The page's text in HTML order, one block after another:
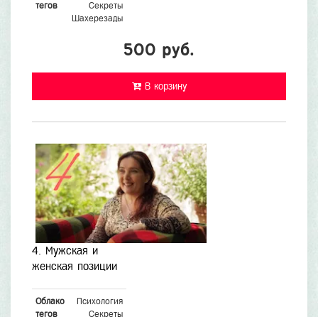
тегов
Секреты
Шахерезады
500 руб.
В корзину
4. Мужская и
женская позиции
Облако
тегов
Психология
Секреты